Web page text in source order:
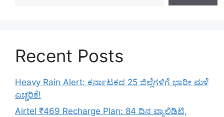
Recent Posts
Heavy Rain Alert: ಕರ್ನಾಟಕದ 25 ಜಿಲ್ಲೆಗಳಿಗೆ ಭಾರೀ ಮಳೆ
ಎಚ್ಚರಿಕೆ!
Airtel ₹469 Recharge Plan: 84 ದಿನ ವ್ಯಾಲಿಡಿಟಿ,